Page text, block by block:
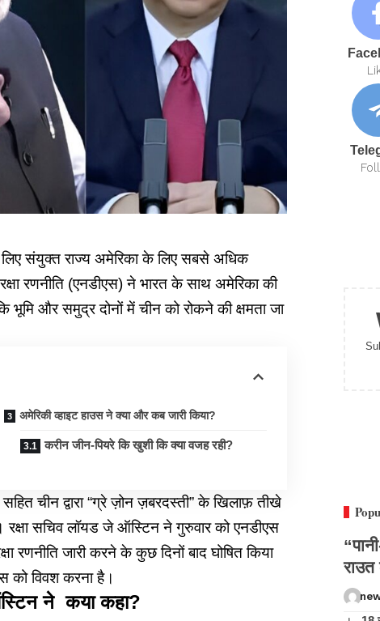
संयुक्त राज्य अमेरिका के लिए सबसे अधिक
रक्षा रणनीति (एनडीएस) ने भारत के साथ अमेरिका की
भूमि और समुद्र दोनों में चीन को रोकने की क्षमता जा
अमेरिकी व्हाइट हाउस ने क्या और कब जारी किया?
करीन जीन-पियरे कि खुशी कि क्या वजह रही?
चीन द्वारा “ग्रे ज़ोन ज़बरदस्ती” के खिलाफ़ तीखे
सचिव लॉयड जे ऑस्टिन ने गुरुवार को एनडीएस
रणनीति जारी करने के कुछ दिनों बाद घोषित किया
को विवश करना है।
ने कया कहा?
राउत